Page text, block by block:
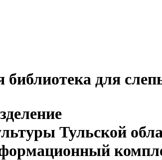
библиотека для
Тульской